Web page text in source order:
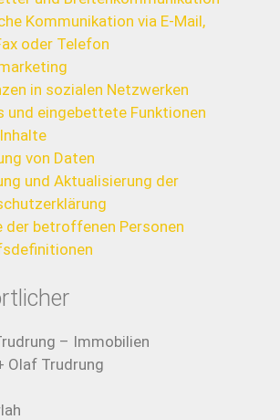
Kommunikation via E-Mail,
oder Telefon
in sozialen Netzwerken
und eingebettete Funktionen
von Daten
und Aktualisierung der
der betroffenen Personen
– Immobilien
Olaf Trudrung